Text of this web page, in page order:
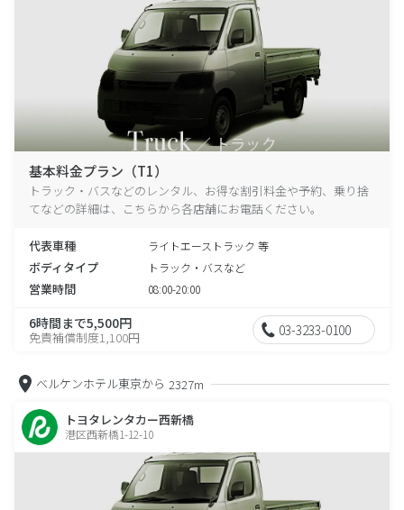
基本料金プラン（T1）
トラック・バスなどのレンタル、お得な割引料金や予約、乗り捨
てなどの詳細は、こちらから各店舗にお電話ください。
代表車種 ライトエーストラック 等
ボディタイプ トラック・バスなど
営業時間 08:00-20:00
6時間まで5,500円
免責補償制度1,100円 03-3233-0100
ベルケンホテル東京から 2327m
トヨタレンタカー西新橋
港区西新橋1-12-10